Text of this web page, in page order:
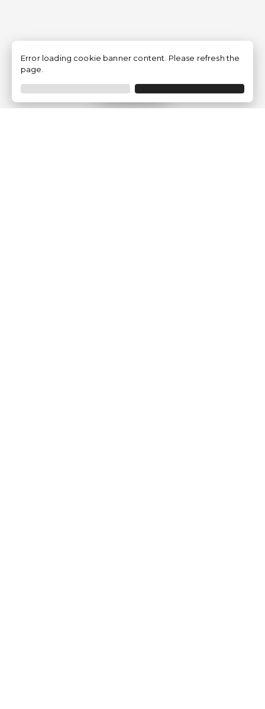
Filtrar
Error loading cookie banner content. Please refresh the
page.